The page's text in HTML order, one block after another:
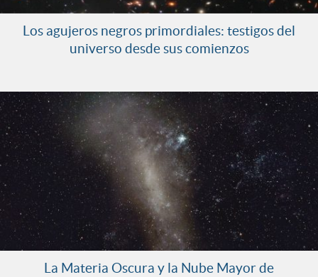
Los agujeros negros primordiales: testigos del
universo desde sus comienzos
La Materia Oscura y la Nube Mayor de